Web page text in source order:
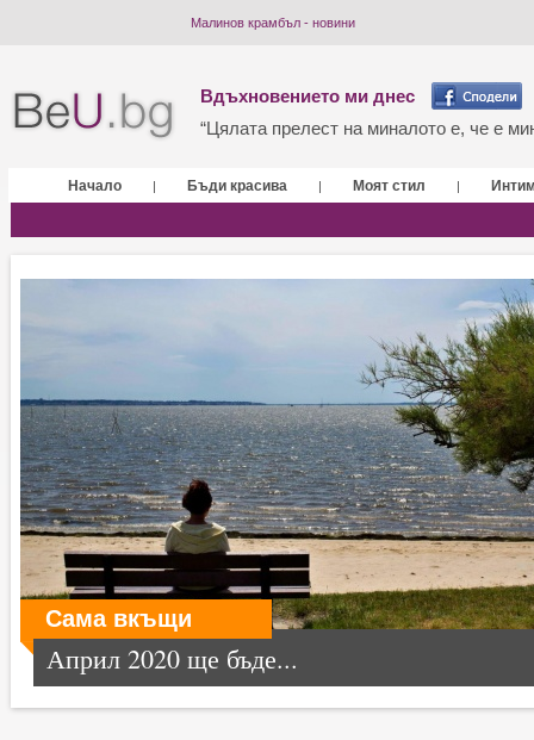
Малинов крамбъл - новини
Вдъхновението ми днес
“Цялата прелест на миналото е, че е
Начало | Бъди красива | Моят стил |
Сама вкъщи
Април 2020 ще бъде...